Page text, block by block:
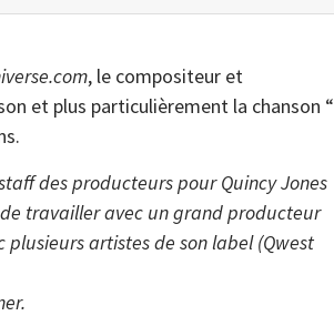
, le compositeur et
et plus particulièrement la chanson “
des producteurs pour Quincy Jones
travailler avec un grand producteur
artistes de son label (Qwest